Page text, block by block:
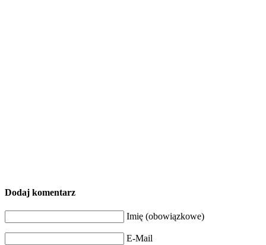
Dodaj komentarz
Imię (obowiązkowe)
E-Mail